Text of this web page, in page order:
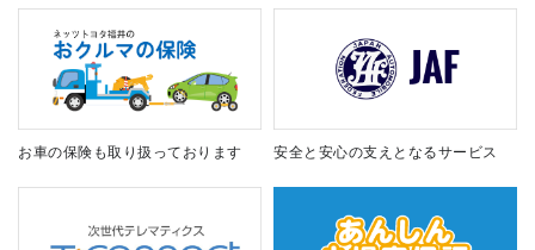
お車の保険も取り扱っております 安全と安心の支えとなるサービス